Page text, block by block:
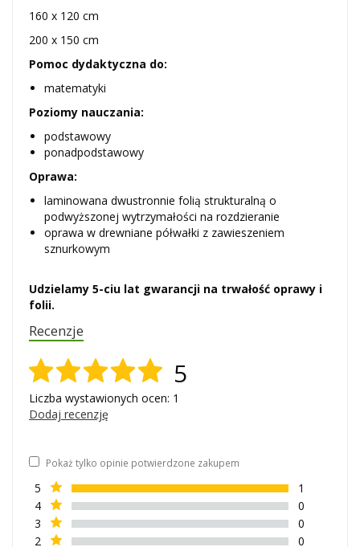
160 x 120 cm
200 x 150 cm
Pomoc dydaktyczna do:
matematyki
Poziomy nauczania:
podstawowy
ponadpodstawowy
Oprawa:
laminowana dwustronnie folią strukturalną o
podwyższonej wytrzymałości na rozdzieranie
oprawa w drewniane półwałki z zawieszeniem
sznurkowym
Udzielamy 5-ciu lat gwarancji na trwałość oprawy i
folii.
Recenzje
5
Liczba wystawionych ocen: 1
Dodaj recenzję
Pokaż tylko opinie potwierdzone zakupem
5
1
4
0
3
0
2
0